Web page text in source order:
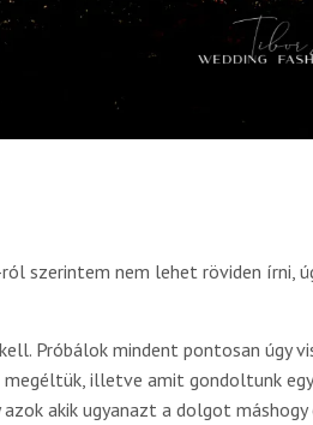
szerintem nem lehet röviden írni,
Próbálok mindent pontosan úgy
illetve amit gondoltunk
akik ugyanazt a dolgot